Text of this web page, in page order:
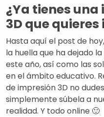
¿Ya tienes
3D que
Hasta aquí el post de
la huella que ha dejado
este año, así como las
en el ámbito educativo.
de impresión 3D no
simplemente súbela a
realidad. Y todo online 🙂